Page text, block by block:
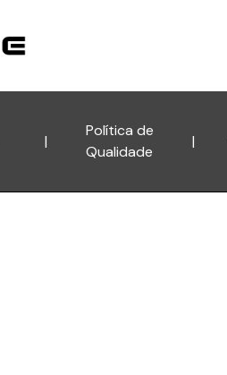
|
Política de
Qualidade
|